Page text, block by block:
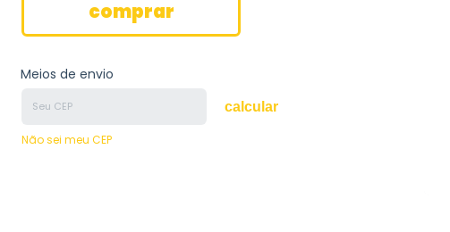
Meios de envio
calcular
Não sei meu CEP